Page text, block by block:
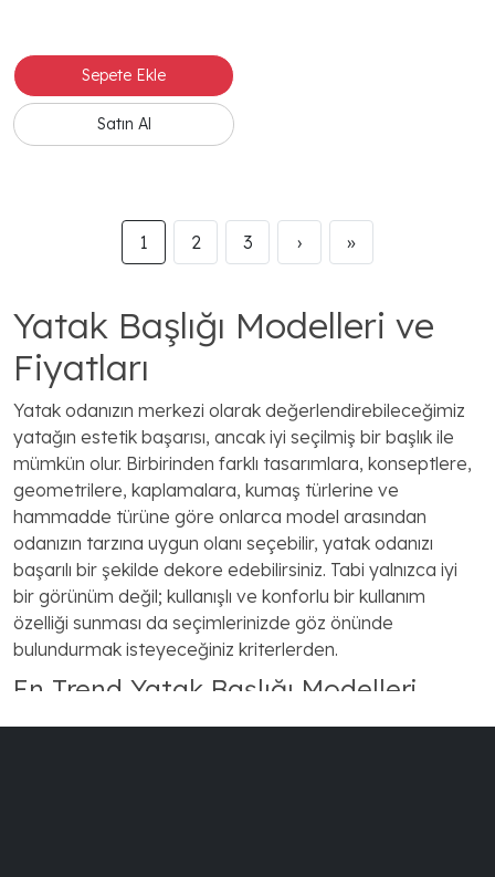
1 2 3 › »
Yatak Başlığı Modelleri ve
Fiyatları
Yatak odanızın merkezi olarak değerlendirebileceğimiz
yatağın estetik başarısı, ancak iyi seçilmiş bir başlık ile
mümkün olur. Birbirinden farklı tasarımlara, konseptlere,
geometrilere, kaplamalara, kumaş türlerine ve
hammadde türüne göre onlarca model arasından
odanızın tarzına uygun olanı seçebilir, yatak odanızı
başarılı bir şekilde dekore edebilirsiniz. Tabi yalnızca iyi
bir görünüm değil; kullanışlı ve konforlu bir kullanım
özelliği sunması da seçimlerinizde göz önünde
bulundurmak isteyeceğiniz kriterlerden.
En Trend Yatak Başlığı Modelleri
Kınık Mobilya olarak farklı dekorasyon tarzlarına uygun,